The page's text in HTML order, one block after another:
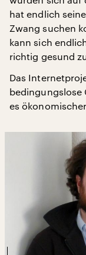
hat endlich
Zwang suchen
kann sich
richtig gesund
Das
bedingungslose
es